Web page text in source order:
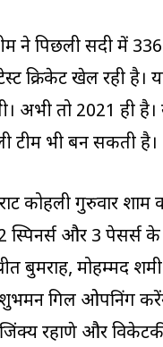
ने पिछली सदी में
क्रिकेट खेल रही है।
अभी तो 2021 ही
टीम भी बन सकती है।
कोहली गुरुवार
स्पिनर्स और 3 पेसर्स
बुमराह, मोहम्मद
गिल ओपनिंग
रहाणे और